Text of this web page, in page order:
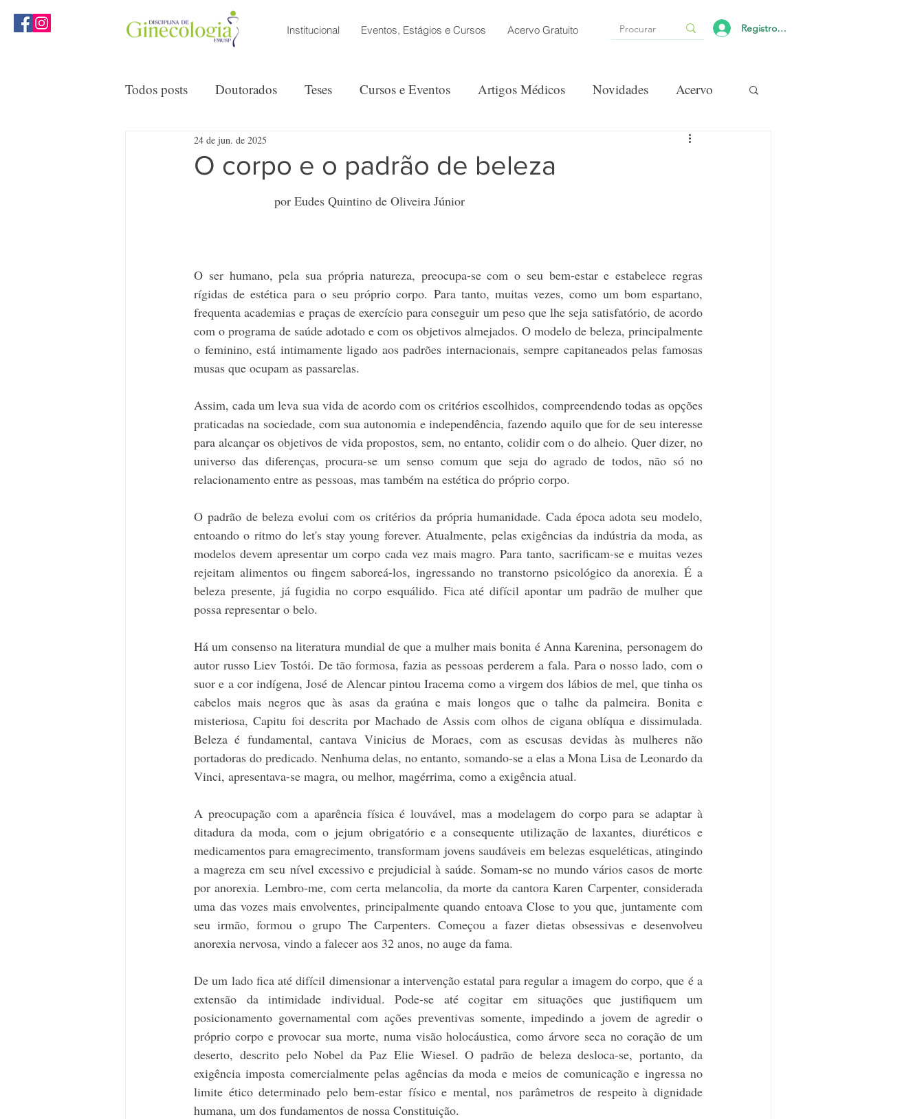
MENU
Registro/Login
Institucional Eventos, Estágios e Cursos Acervo Gratuito
Todos posts Doutorados Teses Cursos e Eventos Artigos Médicos Novidades Acervo
Reuniões Clínicas
O corpo e o padrão de beleza
24 de jun. de 2025
por Eudes Quintino de Oliveira Júnior
O ser humano, pela sua própria natureza, preocupa-se com o seu bem-estar e estabelece regras
rígidas de estética para o seu próprio corpo. Para tanto, muitas vezes, como um bom espartano,
frequenta academias e praças de exercício para conseguir um peso que lhe seja satisfatório, de acordo
com o programa de saúde adotado e com os objetivos almejados. O modelo de beleza, principalmente
o feminino, está intimamente ligado aos padrões internacionais, sempre capitaneados pelas famosas
musas que ocupam as passarelas.
Assim, cada um leva sua vida de acordo com os critérios escolhidos, compreendendo todas as opções
praticadas na sociedade, com sua autonomia e independência, fazendo aquilo que for de seu interesse
para alcançar os objetivos de vida propostos, sem, no entanto, colidir com o do alheio. Quer dizer, no
universo das diferenças, procura-se um senso comum que seja do agrado de todos, não só no
relacionamento entre as pessoas, mas também na estética do próprio corpo.
O padrão de beleza evolui com os critérios da própria humanidade. Cada época adota seu modelo,
entoando o ritmo do let's stay young forever. Atualmente, pelas exigências da indústria da moda, as
modelos devem apresentar um corpo cada vez mais magro. Para tanto, sacrificam-se e muitas vezes
rejeitam alimentos ou fingem saboreá-los, ingressando no transtorno psicológico da anorexia. É a
beleza presente, já fugidia no corpo esquálido. Fica até difícil apontar um padrão de mulher que
possa representar o belo.
Há um consenso na literatura mundial de que a mulher mais bonita é Anna Karenina, personagem do
autor russo Liev Tostói. De tão formosa, fazia as pessoas perderem a fala. Para o nosso lado, com o
suor e a cor indígena, José de Alencar pintou Iracema como a virgem dos lábios de mel, que tinha os
cabelos mais negros que às asas da graúna e mais longos que o talhe da palmeira. Bonita e
misteriosa, Capitu foi descrita por Machado de Assis com olhos de cigana oblíqua e dissimulada.
Beleza é fundamental, cantava Vinicius de Moraes, com as escusas devidas às mulheres não
portadoras do predicado. Nenhuma delas, no entanto, somando-se a elas a Mona Lisa de Leonardo da
Vinci, apresentava-se magra, ou melhor, magérrima, como a exigência atual.
A preocupação com a aparência física é louvável, mas a modelagem do corpo para se adaptar à
ditadura da moda, com o jejum obrigatório e a consequente utilização de laxantes, diuréticos e
medicamentos para emagrecimento, transformam jovens saudáveis em belezas esqueléticas, atingindo
a magreza em seu nível excessivo e prejudicial à saúde. Somam-se no mundo vários casos de morte
por anorexia. Lembro-me, com certa melancolia, da morte da cantora Karen Carpenter, considerada
uma das vozes mais envolventes, principalmente quando entoava Close to you que, juntamente com
seu irmão, formou o grupo The Carpenters. Começou a fazer dietas obsessivas e desenvolveu
anorexia nervosa, vindo a falecer aos 32 anos, no auge da fama.
De um lado fica até difícil dimensionar a intervenção estatal para regular a imagem do corpo, que é a
extensão da intimidade individual. Pode-se até cogitar em situações que justifiquem um
posicionamento governamental com ações preventivas somente, impedindo a jovem de agredir o
próprio corpo e provocar sua morte, numa visão holocáustica, como árvore seca no coração de um
deserto, descrito pelo Nobel da Paz Elie Wiesel. O padrão de beleza desloca-se, portanto, da
exigência imposta comercialmente pelas agências da moda e meios de comunicação e ingressa no
limite ético determinado pelo bem-estar físico e mental, nos parâmetros de respeito à dignidade
humana, um dos fundamentos de nossa Constituição.